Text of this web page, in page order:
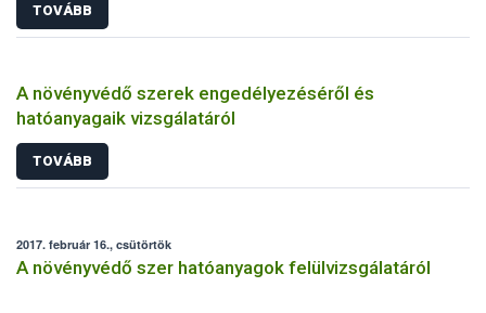
TOVÁBB
A növényvédő szerek engedélyezéséről és
hatóanyagaik vizsgálatáról
TOVÁBB
2017. február 16., csütörtök
A növényvédő szer hatóanyagok felülvizsgálatáról